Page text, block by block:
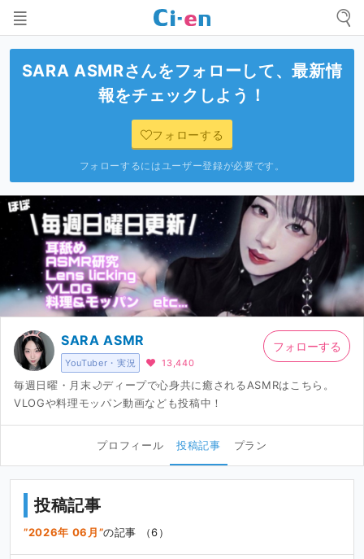
SARA ASMRさんをフォローして、最新情
報をチェックしよう！
フォローする
フォローするにはユーザー登録が必要です。
YouTuber・実況
SARA ASMR
13,440
毎週日曜・月末🌙ディープで心身共に癒されるASMRはこちら。
VLOGや料理モッパン動画なども投稿中！
フォローする
プロフィール 投稿記事 プラン
投稿記事
2026年 06月 の記事 （6）